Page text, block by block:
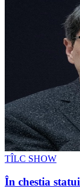
TÎLC SHOW
În chestia